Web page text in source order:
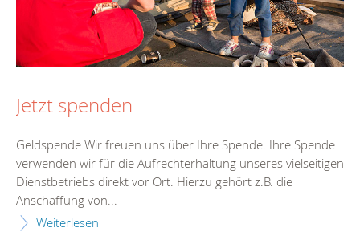
Jetzt spenden
Geldspende Wir freuen uns über Ihre Spende. Ihre Spende
verwenden wir für die Aufrechterhaltung unseres vielseitigen
Dienstbetriebs direkt vor Ort. Hierzu gehört z.B. die
Anschaffung von...
Weiterlesen